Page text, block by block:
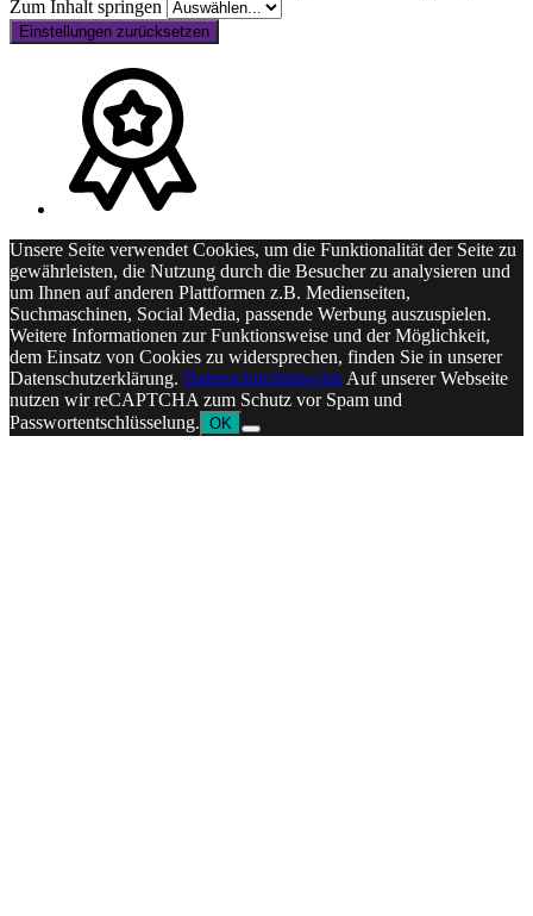
Zum Inhalt springen
Einstellungen zurücksetzen
Unsere Seite verwendet Cookies, um die Funktionalität der Seite zu
gewährleisten, die Nutzung durch die Besucher zu analysieren und
um Ihnen auf anderen Plattformen z.B. Medienseiten,
Suchmaschinen, Social Media, passende Werbung auszuspielen.
Weitere Informationen zur Funktionsweise und der Möglichkeit,
dem Einsatz von Cookies zu widersprechen, finden Sie in unserer
Datenschutzerklärung. DatenschutzhinweiseAuf unserer Webseite
nutzen wir reCAPTCHA zum Schutz vor Spam und
Passwortentschlüsselung. OK